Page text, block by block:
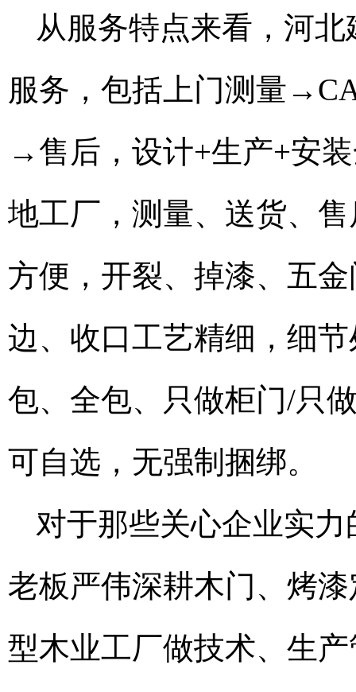
从服务特点来看，河
服务，包括上门测量
→售后，设计+生产+安
地工厂，测量、送货、
方便，开裂、掉漆、五
边、收口工艺精细，细
包、全包、只做柜门/只
可自选，无强制捆绑。
对于那些关心企业实
老板严伟深耕木门、烤
型木业工厂做技术、生